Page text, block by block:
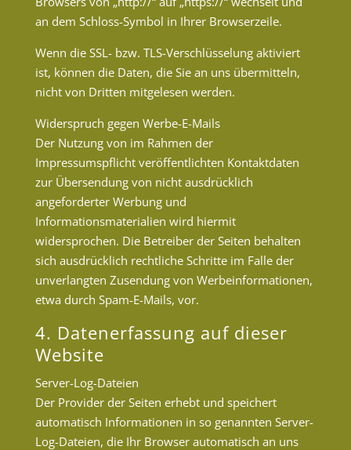
an dem Schloss-Symbol in Ihrer Browserzeile.
Wenn die SSL- bzw. TLS-Verschlüsselung aktiviert
ist, können die Daten, die Sie an uns übermitteln,
nicht von Dritten mitgelesen werden.
Widerspruch gegen Werbe-E-Mails
Der Nutzung von im Rahmen der
Impressumspflicht veröffentlichten Kontaktdaten
zur Übersendung von nicht ausdrücklich
angeforderter Werbung und
Informationsmaterialien wird hiermit
widersprochen. Die Betreiber der Seiten behalten
sich ausdrücklich rechtliche Schritte im Falle der
unverlangten Zusendung von Werbeinformationen,
etwa durch Spam-E-Mails, vor.
4. Datenerfassung auf dieser
Website
Server-Log-Dateien
Der Provider der Seiten erhebt und speichert
automatisch Informationen in so genannten Server-
Log-Dateien, die Ihr Browser automatisch an uns